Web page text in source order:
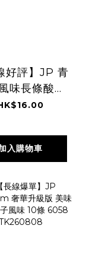
好評】JP 青
味長條酸糖
條 7238
入購物車